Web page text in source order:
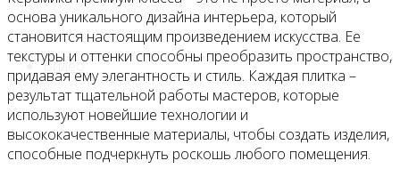
Видео
основа уникального дизайна интерьера, который
становится настоящим произведением искусства. Ее
текстуры и оттенки способны преобразить пространство,
придавая ему элегантность и стиль. Каждая плитка –
результат тщательной работы мастеров, которые
используют новейшие технологии и
высококачественные материалы, чтобы создать изделия,
способные подчеркнуть роскошь любого помещения.